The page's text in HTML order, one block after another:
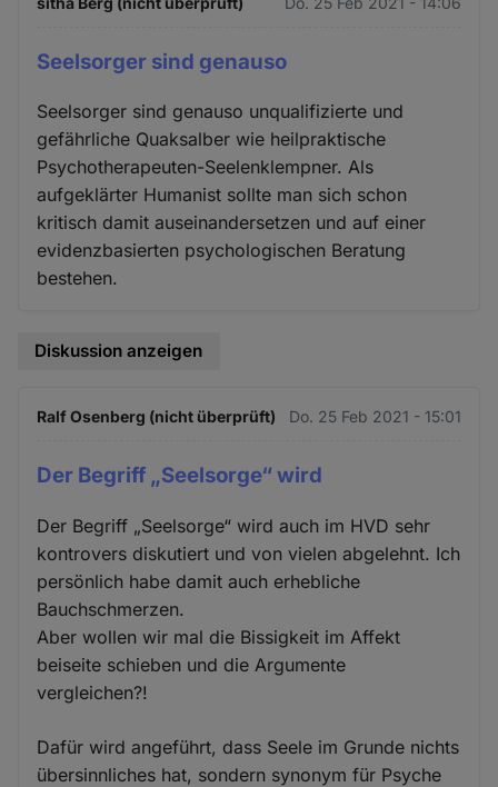
Seelsorger sind genauso
Seelsorger sind genauso unqualifizierte und
gefährliche Quaksalber wie heilpraktische
Psychotherapeuten-Seelenklempner. Als
aufgeklärter Humanist sollte man sich schon
kritisch damit auseinandersetzen und auf einer
evidenzbasierten psychologischen Beratung
bestehen.
Diskussion anzeigen
Ralf Osenberg (nicht überprüft) Do. 25 Feb 2021 - 15:01
Der Begriff „Seelsorge“ wird
Der Begriff „Seelsorge“ wird auch im HVD sehr
kontrovers diskutiert und von vielen abgelehnt. Ich
persönlich habe damit auch erhebliche
Bauchschmerzen.
Aber wollen wir mal die Bissigkeit im Affekt
beiseite schieben und die Argumente
vergleichen?!
Dafür wird angeführt, dass Seele im Grunde nichts
übersinnliches hat, sondern synonym für Psyche